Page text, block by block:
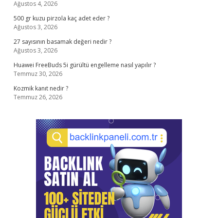
Ağustos 4, 2026
500 gr kuzu pirzola kaç adet eder ?
Ağustos 3, 2026
27 sayısının basamak değeri nedir ?
Ağustos 3, 2026
Huawei FreeBuds 5i gürültü engelleme nasıl yapılır ?
Temmuz 30, 2026
Kozmik kanıt nedir ?
Temmuz 26, 2026